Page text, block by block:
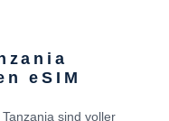
eSIM
sind voller